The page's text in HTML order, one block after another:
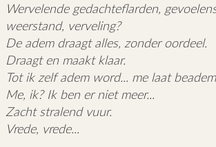
Wervelende gedachteflarden,
weerstand, verveling?
De adem draagt alles, zonder oordeel.
Draagt en maakt klaar.
Tot ik zelf adem word... me laat
Me, ik? Ik ben er niet meer...
Zacht stralend vuur.
Vrede, vrede...